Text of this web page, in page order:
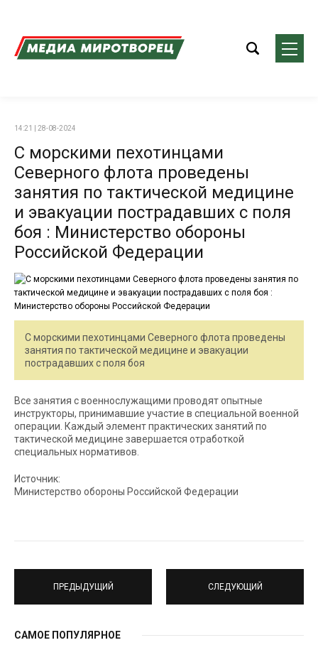
14:21 | 28-08-2024
С морскими пехотинцами
Северного флота проведены
занятия по тактической медицине
и эвакуации пострадавших с поля
боя : Министерство обороны
Российской Федерации
С морскими пехотинцами Северного флота проведены
занятия по тактической медицине и эвакуации
пострадавших с поля боя
Все занятия с военнослужащими проводят опытные
инструкторы, принимавшие участие в специальной военной
операции. Каждый элемент практических занятий по
тактической медицине завершается отработкой
специальных нормативов.
Источник:
Министерство обороны Российской Федерации
ПРЕДЫДУЩИЙ СЛЕДУЮЩИЙ
САМОЕ ПОПУЛЯРНОЕ